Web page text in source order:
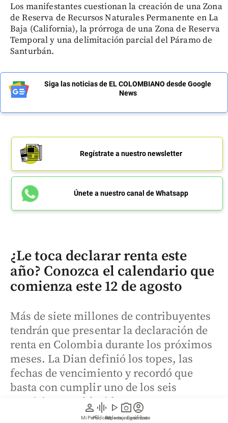
person
Mi Perfil
graphic_eq
Pódcast
play_arrow
Videos
photo_camera
Reportajes gráficos
account_circle
Suscríbete
Los manifestantes cuestionan la creación de una Zona
de Reserva de Recursos Naturales Permanente en La
Baja (California), la prórroga de una Zona de Reserva
Temporal y una delimitación parcial del Páramo de
Santurbán.
Siga las noticias de EL COLOMBIANO desde Google
News
Regístrate a nuestro newsletter
Únete a nuestro canal de Whatsapp
¿Le toca declarar renta este
año? Conozca el calendario que
comienza este 12 de agosto
Más de siete millones de contribuyentes
tendrán que presentar la declaración de
renta en Colombia durante los próximos
meses. La Dian definió los topes, las
fechas de vencimiento y recordó que
basta con cumplir uno de los seis
requisitos establecidos para estar
obligado a declarar.